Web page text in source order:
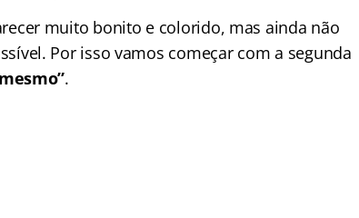
muito bonito e colorido, mas ainda não
Por isso vamos começar com a segunda
.